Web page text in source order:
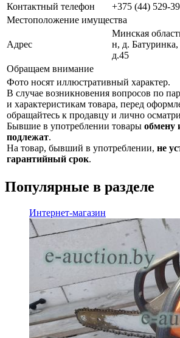
Контактный телефон
+375 (44) 529-
Местоположение имущества
Адрес
Минская
н, д.
д.45
Обращаем внимание
Фото носят иллюстративный характер.
В случае возникновения вопросов по
и характеристикам товара, перед
обращайтесь к продавцу и лично
Бывшие в употреблении товары обмену
подлежат.
На товар, бывший в употреблении, не
гарантийный срок.
Популярные в разделе
Интернет-магазин